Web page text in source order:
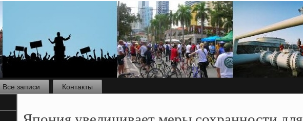
Все записи
Контакты